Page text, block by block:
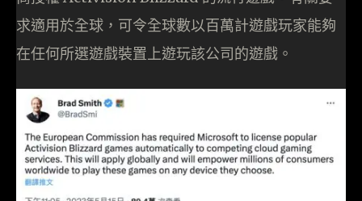
求適用於全球，可令全球數以百萬計遊戲玩家能夠
在任何所選遊戲裝置上遊玩該公司的遊戲。